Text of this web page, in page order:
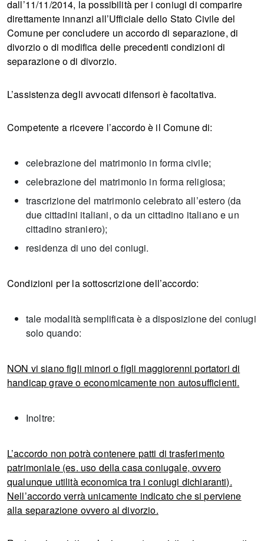
dall’11/11/2014, la possibilità per i coniugi di comparire
direttamente innanzi all’Ufficiale dello Stato Civile del
Comune per concludere un accordo di separazione, di
divorzio o di modifica delle precedenti condizioni di
separazione o di divorzio.
L’assistenza degli avvocati difensori è facoltativa.
Competente a ricevere l’accordo è il Comune di:
celebrazione del matrimonio in forma civile;
celebrazione del matrimonio in forma religiosa;
trascrizione del matrimonio celebrato all’estero (da
due cittadini italiani, o da un cittadino italiano e un
cittadino straniero);
residenza di uno dei coniugi.
Condizioni per la sottoscrizione dell’accordo:
tale modalità semplificata è a disposizione dei coniugi
solo quando:
NON vi siano figli minori o figli maggiorenni portatori di
handicap grave o economicamente non autosufficienti.
Inoltre:
L’accordo non potrà contenere patti di trasferimento
patrimoniale (es. uso della casa coniugale, ovvero
qualunque utilità economica tra i coniugi dichiaranti).
Nell’accordo verrà unicamente indicato che si perviene
alla separazione ovvero al divorzio.